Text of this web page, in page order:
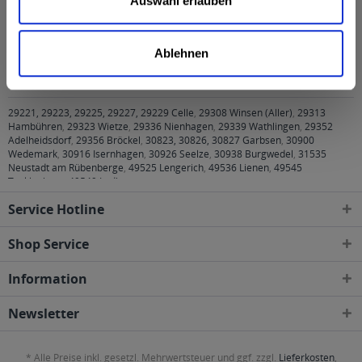
Ablehnen
Kunden haben sich ebenfalls angesehen
Vilsa Classic 12 x 0,75l wird in den folgenden
Regionen, Städten, Orten und Postleitzahl-Gebieten
geliefert
29221, 29223, 29225, 29227, 29229 Celle, 29308 Winsen (Aller), 29313
Hambühren, 29323 Wietze, 29336 Nienhagen, 29339 Wathlingen, 29352
Adelheidsdorf, 29356 Bröckel, 30823, 30826, 30827 Garbsen, 30900
Wedemark, 30916 Isernhagen, 30926 Seelze, 30938 Burgwedel, 31535
Neustadt am Rübenberge, 49525 Lengerich, 49536 Lienen, 49545
Tecklenburg
49549 Ladbergen
Service Hotline
Shop Service
Information
Newsletter
* Alle Preise inkl. gesetzl. Mehrwertsteuer und ggf. zzgl. Lieferkosten,